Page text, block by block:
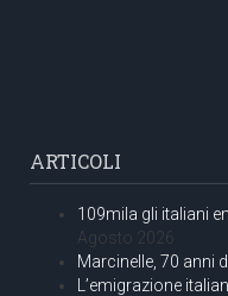
ARTICOLI
109mila gli italiani
Agosto 2026
Marcinelle, 70 anni
L’emigrazione